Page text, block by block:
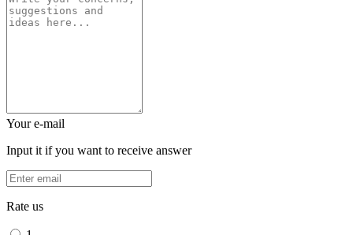
Your e-mail
Input it if you want to receive answer
Rate us